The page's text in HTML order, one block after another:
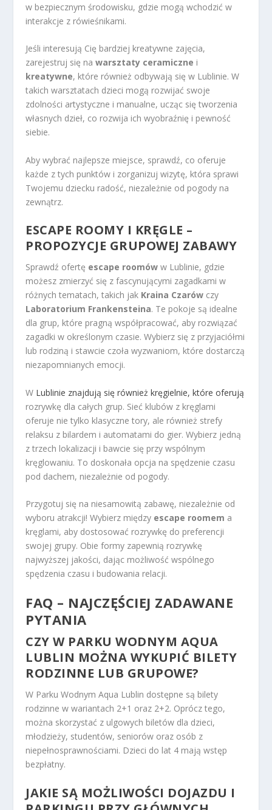
w bezpiecznym środowisku, gdzie mogą wchodzić w
interakcje z rówieśnikami.
Jeśli interesują Cię bardziej kreatywne zajęcia,
zarejestruj się nawarsztaty ceramiczne i
kreatywne, które również odbywają się w Lublinie. W
takich warsztatach dzieci mogą rozwijać swoje
zdolności artystyczne i manualne, ucząc się tworzenia
własnych dzieł, co rozwija ich wyobraźnię i pewność
siebie.
Aby wybrać najlepsze miejsce, sprawdź, co oferuje
każde z tych punktów i zorganizuj wizytę, która sprawi
Twojemu dziecku radość, niezależnie od pogody na
zewnątrz.
ESCAPE ROOMY I KRĘGLE –
PROPOZYCJE GRUPOWEJ ZABAWY
Sprawdź ofertę escape roomów w Lublinie, gdzie
możesz zmierzyć się z fascynującymi zagadkami w
różnych tematach, takich jak Kraina Czarów czy
Laboratorium Frankensteina. Te pokoje są idealne
dla grup, które pragną współpracować, aby rozwiązać
zagadki w określonym czasie. Wybierz się z przyjaciółmi
lub rodziną i stawcie czoła wyzwaniom, które dostarczą
niezapomnianych emocji.
W Lublinie znajdują się również kręgielnie, które oferują
rozrywkę dla całych grup. Sieć klubów z kręglami
oferuje nie tylko klasyczne tory, ale również strefy
relaksu z bilardem i automatami do gier. Wybierz jedną
z trzech lokalizacji i bawcie się przy wspólnym
kręglowaniu. To doskonała opcja na spędzenie czasu
pod dachem, niezależnie od pogody.
Przygotuj się na niesamowitą zabawę, niezależnie od
wyboru atrakcji! Wybierz między escape roomem a
kręglami, aby dostosować rozrywkę do preferencji
swojej grupy. Obie formy zapewnią rozrywkę
najwyższej jakości, dając możliwość wspólnego
spędzenia czasu i budowania relacji.
FAQ – NAJCZĘŚCIEJ ZADAWANE
PYTANIA
CZY W PARKU WODNYM AQUA
LUBLIN MOŻNA WYKUPIĆ BILETY
RODZINNE LUB GRUPOWE?
W Parku Wodnym Aqua Lublin dostępne są bilety
rodzinne w wariantach 2+1 oraz 2+2. Oprócz tego,
można skorzystać z ulgowych biletów dla dzieci,
młodzieży, studentów, seniorów oraz osób z
niepełnosprawnościami. Dzieci do lat 4 mają wstęp
bezpłatny.
JAKIE SĄ MOŻLIWOŚCI DOJAZDU I